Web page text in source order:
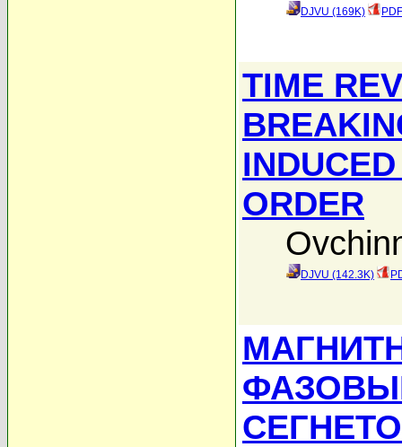
DJVU (169K)
TIME
ORDER
DJVU (142.3K)